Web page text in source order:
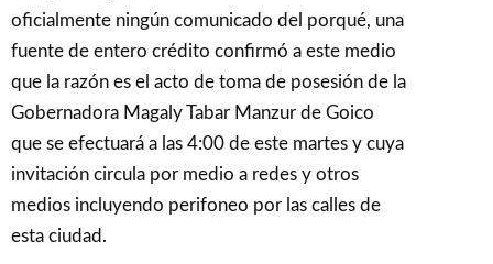
oficialmente ningún comunicado del porqué, una
fuente de entero crédito confirmó a este medio
que la razón es el acto de toma de posesión de la
Gobernadora Magaly Tabar Manzur de Goico
que se efectuará a las 4:00 de este martes y cuya
invitación circula por medio a redes y otros
medios incluyendo perifoneo por las calles de
esta ciudad.